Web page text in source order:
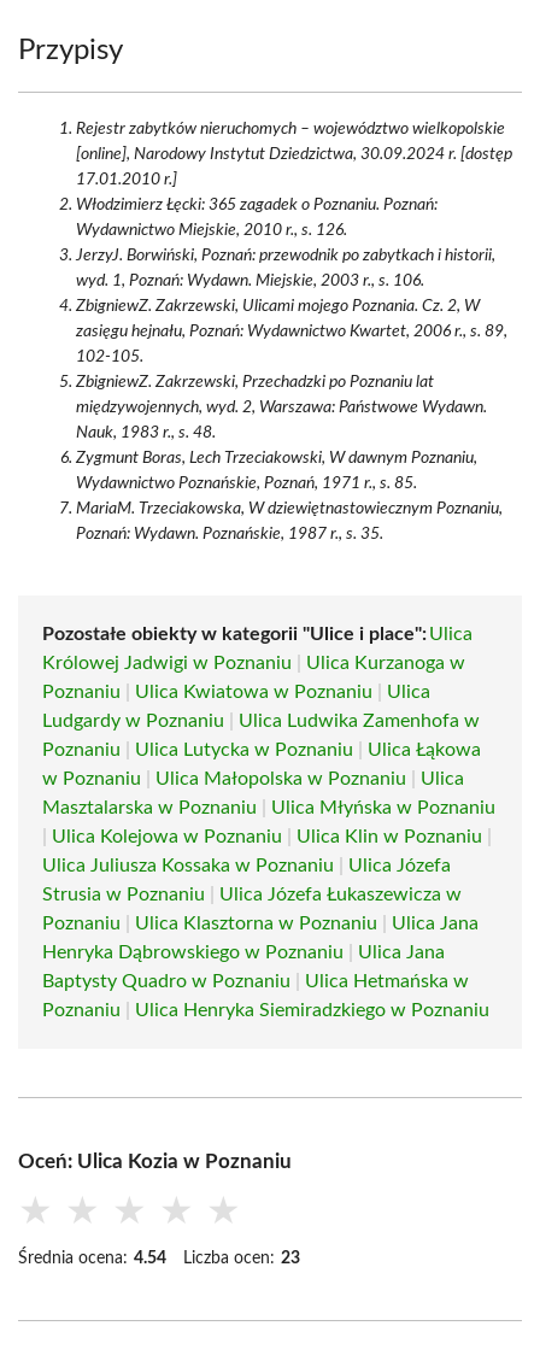
Przypisy
Rejestr zabytków nieruchomych – województwo wielkopolskie
[online], Narodowy Instytut Dziedzictwa, 30.09.2024 r. [dostęp
17.01.2010 r.]
Włodzimierz Łęcki: 365 zagadek o Poznaniu. Poznań:
Wydawnictwo Miejskie, 2010 r., s. 126.
JerzyJ. Borwiński, Poznań: przewodnik po zabytkach i historii,
wyd. 1, Poznań: Wydawn. Miejskie, 2003 r., s. 106.
ZbigniewZ. Zakrzewski, Ulicami mojego Poznania. Cz. 2, W
zasięgu hejnału, Poznań: Wydawnictwo Kwartet, 2006 r., s. 89,
102-105.
ZbigniewZ. Zakrzewski, Przechadzki po Poznaniu lat
międzywojennych, wyd. 2, Warszawa: Państwowe Wydawn.
Nauk, 1983 r., s. 48.
Zygmunt Boras, Lech Trzeciakowski, W dawnym Poznaniu,
Wydawnictwo Poznańskie, Poznań, 1971 r., s. 85.
MariaM. Trzeciakowska, W dziewiętnastowiecznym Poznaniu,
Poznań: Wydawn. Poznańskie, 1987 r., s. 35.
Pozostałe obiekty w kategorii "Ulice i place":Ulica
Królowej Jadwigi w Poznaniu
Ulica Kurzanoga w
Poznaniu
Ulica Kwiatowa w Poznaniu
Ulica
Ludgardy w Poznaniu
Ulica Ludwika Zamenhofa w
Poznaniu
Ulica Lutycka w Poznaniu
Ulica Łąkowa
w Poznaniu
Ulica Małopolska w Poznaniu
Ulica
Masztalarska w Poznaniu
Ulica Młyńska w Poznaniu
Ulica Kolejowa w Poznaniu Ulica Klin w Poznaniu
Ulica Juliusza Kossaka w Poznaniu
Ulica Józefa
Strusia w Poznaniu
Ulica Józefa Łukaszewicza w
Poznaniu
Ulica Klasztorna w Poznaniu
Ulica Jana
Henryka Dąbrowskiego w Poznaniu
Ulica Jana
Baptysty Quadro w Poznaniu
Ulica Hetmańska w
Poznaniu
Ulica Henryka Siemiradzkiego w Poznaniu
Oceń: Ulica Kozia w Poznaniu
★ ★ ★ ★ ★
Średnia ocena: 4.54 Liczba ocen: 23